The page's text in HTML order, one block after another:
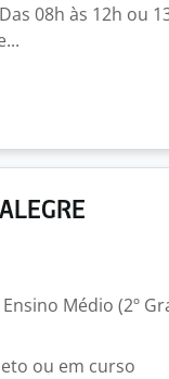
08h às 12h ou
Ensino Médio (2º
ou em curso